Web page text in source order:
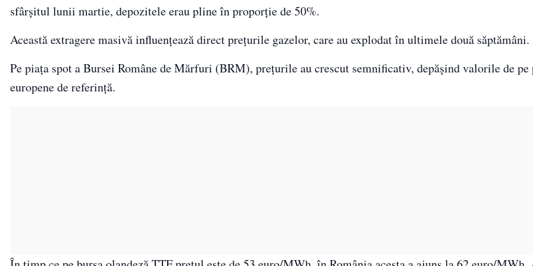
sfârșitul lunii martie, depozitele erau pline în proporție de 50%.
Această extragere masivă influențează direct prețurile gazelor, care au explodat în ultimele două săptămâni.
Pe piața spot a Bursei Române de Mărfuri (BRM), prețurile au crescut semnificativ, depășind valorile de pe
europene de referință.